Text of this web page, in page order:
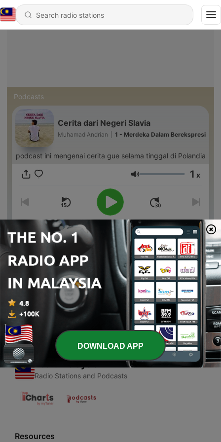
Podcasts
Cerita dari Negeri Slavia
Muhamad Andrian 1 - Merdeka Dalam Berekspresi
podcast ini mengenai cerita gue selama tinggal di Polandia
Volume 1 x
00:00
Episodes
1 - Merdeka Dalam Berekspresi
Radio Stations and Podcasts
Resources
DOWNLOAD APP